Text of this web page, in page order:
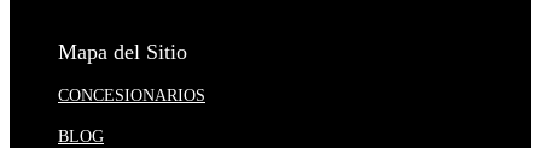
Mapa del Sitio
CONCESIONARIOS
BLOG